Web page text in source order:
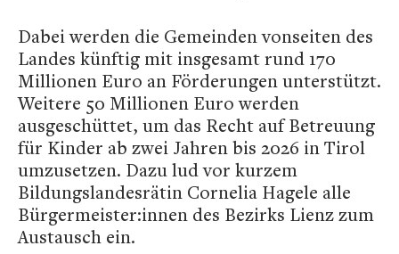
Dabei werden die Gemeinden vonseiten des
Landes künftig mit insgesamt rund 170
Millionen Euro an Förderungen unterstützt.
Weitere 50 Millionen Euro werden
ausgeschüttet, um das Recht auf Betreuung
für Kinder ab zwei Jahren bis 2026 in Tirol
umzusetzen. Dazu lud vor kurzem
Bildungslandesrätin Cornelia Hagele alle
Bürgermeister:innen des Bezirks Lienz zum
Austausch ein.